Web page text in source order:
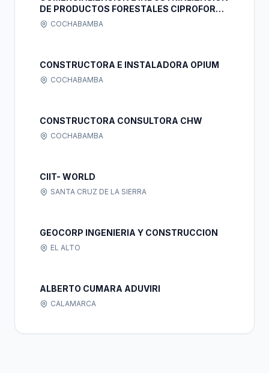
DE PRODUCTOS FORESTALES CIPROFOR
SOCIEDAD DE RESPONSABILIDAD LIMITADA
COCHABAMBA
CONSTRUCTORA E INSTALADORA OPIUM
COCHABAMBA
CONSTRUCTORA CONSULTORA CHW
COCHABAMBA
CIIT- WORLD
SANTA CRUZ DE LA SIERRA
GEOCORP INGENIERIA Y CONSTRUCCION
EL ALTO
ALBERTO CUMARA ADUVIRI
CALAMARCA